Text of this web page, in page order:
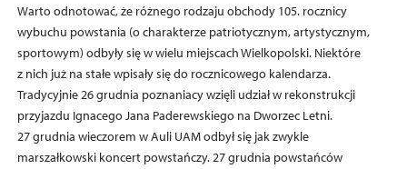
Warto odnotować, że różnego rodzaju obchody 105. rocznicy
wybuchu powstania (o charakterze patriotycznym, artystycznym,
sportowym) odbyły się w wielu miejscach Wielkopolski. Niektóre
z nich już na stałe wpisały się do rocznicowego kalendarza.
Tradycyjnie 26 grudnia poznaniacy wzięli udział w rekonstrukcji
przyjazdu Ignacego Jana Paderewskiego na Dworzec Letni.
27 grudnia wieczorem w Auli UAM odbył się jak zwykle
marszałkowski koncert powstańczy. 27 grudnia powstańców